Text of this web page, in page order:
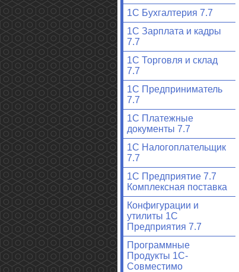
1С Бухгалтерия 7.7
1С Зарплата и кадры
7.7
1С Торговля и склад
7.7
1С Предприниматель
7.7
1С Платежные
документы 7.7
1С Налогоплательщик
7.7
1С Предприятие 7.7
Комплексная поставка
Конфигурации и
утилиты 1С
Предприятия 7.7
Программные
Продукты 1С-
Совместимо